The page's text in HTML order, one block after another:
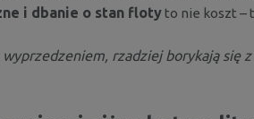
i dbanie o stan flotyto nie koszt –
rzadziej borykają się